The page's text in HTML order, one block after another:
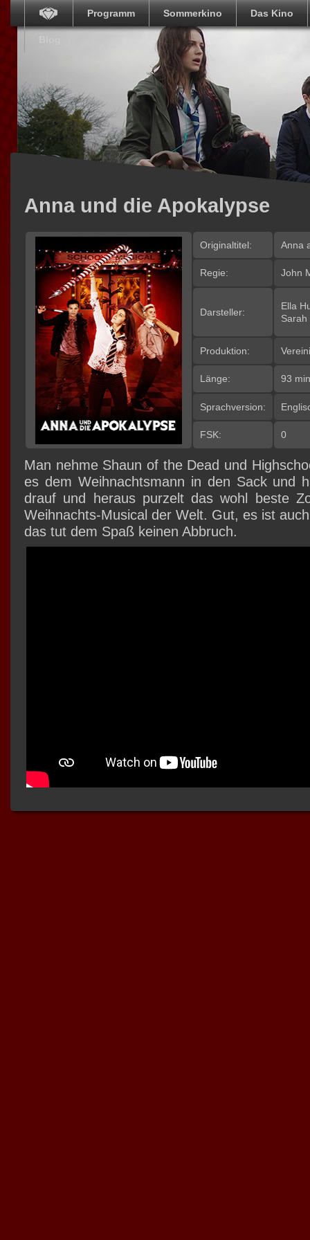
Programm Sommerkino Das Kino
Anna und die Apokalypse
Originaltitel: Anna
Regie: John
Darsteller:
Ella
Sarah
Produktion:
Länge: 93 min
Sprachversion:
FSK: 0
Man nehme Shaun of the Dead und
es dem Weihnachtsmann in den Sack und
drauf und heraus purzelt das wohl beste
Weihnachts-Musical der Welt. Gut, es ist
das tut dem Spaß keinen Abbruch.